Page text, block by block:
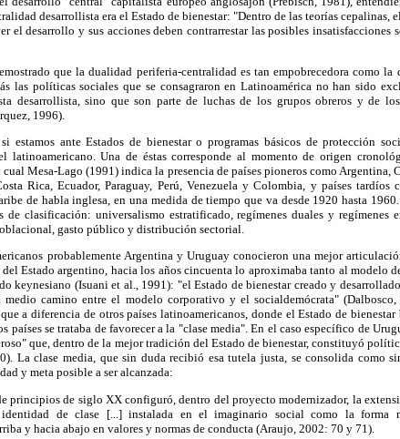
desarrollista era el Estado de bienestar: "Dentro de las teorías cepalinas,
el desarrollo y sus acciones deben contrarrestar las posibles insatisfacciones
que la dualidad periferia-centralidad es tan empobrecedora como la
las políticas sociales que se consagraron en Latinoamérica no han sido
desarrollista, sino que son parte de luchas de los grupos obreros y de
1996).
estamos ante Estados de bienestar o programas básicos de protección
latinoamericano. Una de éstas corresponde al momento de origen
Mesa-Lago (1991) indica la presencia de países pioneros como Argentina,
Rica, Ecuador, Paraguay, Perú, Venezuela y Colombia, y países tardíos
de habla inglesa, en una medida de tiempo que va desde 1920 hasta
de clasificación: universalismo estratificado, regímenes duales y regímenes
gasto público y distribución sectorial.
probablemente Argentina y Uruguay conocieron una mejor
Estado argentino, hacia los años cincuenta lo aproximaba tanto al modelo
keynesiano (Isuani et al., 1991): "el Estado de bienestar creado y
medio camino entre el modelo corporativo y el socialdemócrata"
a diferencia de otros países latinoamericanos, donde el Estado de
países se trataba de favorecer a la "clase media". En el caso específico de
que, dentro de la mejor tradición del Estado de bienestar, constituyó
La clase media, que sin duda recibió esa tutela justa, se consolida como
y meta posible a ser alcanzada:
principios de siglo XX configuró, dentro del proyecto modernizador, la
identidad de clase [...] instalada en el imaginario social como la forma
y hacia abajo en valores y normas de conducta (Araujo, 2002: 70 y 71).